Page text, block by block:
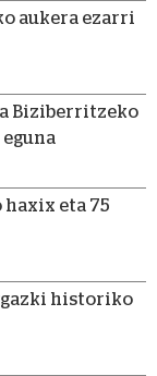
aukera ezarri
Biziberritzeko
eta 75
historiko